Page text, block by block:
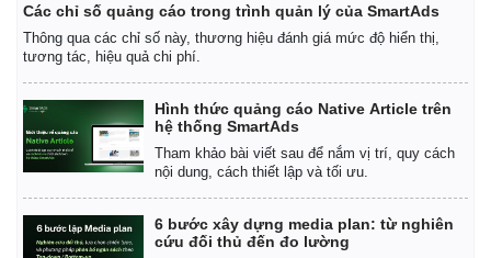
Các chỉ số quảng cáo trong trình quản lý của SmartAds
Thông qua các chỉ số này, thương hiệu đánh giá mức độ hiển thị,
tương tác, hiệu quả chi phí.
Hình thức quảng cáo Native Article trên
hệ thống SmartAds
Tham khảo bài viết sau để nắm vị trí, quy cách
nội dung, cách thiết lập và tối ưu.
6 bước xây dựng media plan: từ nghiên
cứu đối thủ đến đo lường